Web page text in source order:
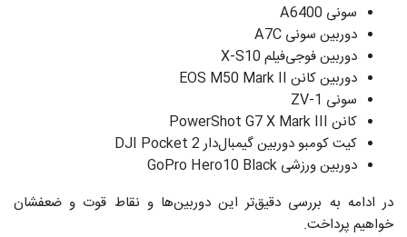
سونی A6400
دوربین سونی A7C
دوربین فوجی‌فیلم X-S10
دوربین کانن EOS M50 Mark II
سونی ZV-1
کانن PowerShot G7 X Mark III
کیت کومبو دوربین گیمبال‌دار DJI Pocket 2
دوربین ورزشی GoPro Hero10 Black
در ادامه به بررسی دقیق‌تر این دوربین‌ها و نقاط قوت و ضعفشان
خواهیم پرداخت.